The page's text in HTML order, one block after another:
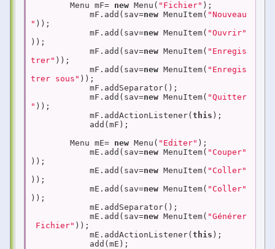
Menu mF= new Menu( "Fichier" );
mF.add(sav=new MenuItem( "Nouveau
" ));
mF.add(sav=new MenuItem( "Ouvrir"
));
mF.add(sav=new MenuItem( "Enregis
trer" ));
mF.add(sav=new MenuItem( "Enregis
trer sous" ));
mF.addSeparator();
mF.add(sav=new MenuItem( "Quitter
" ));
mF.addActionListener( this );
add(mF);
Menu mE= new Menu( "Editer" );
mE.add(sav=new MenuItem( "Couper"
));
mE.add(sav=new MenuItem( "Coller"
));
mE.add(sav=new MenuItem( "Coller"
));
mE.addSeparator();
mE.add(sav=new MenuItem( "Générer
Fichier" ));
mE.addActionListener( this );
add(mE);